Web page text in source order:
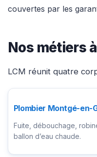
couvertes par les
Nos métiers
LCM réunit quatre
Plombier Montgé-en-
Fuite, débouchage,
ballon d’eau chaude.